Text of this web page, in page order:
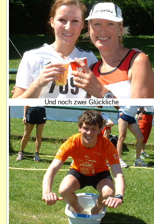
Und noch zwei Glückliche